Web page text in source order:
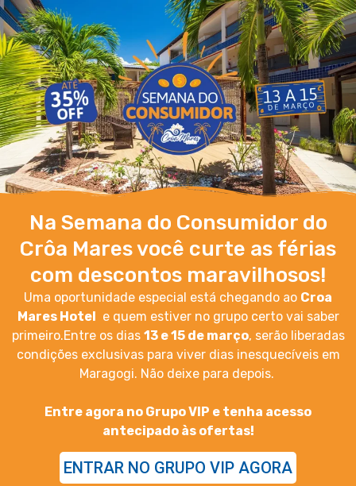
Na Semana do Consumidor do
Crôa Mares você curte as férias
com descontos maravilhosos!
Uma oportunidade especial está chegando ao Croa
Mares Hotel e quem estiver no grupo certo vai saber
primeiro.Entre os dias 13 e 15 de março, serão liberadas
condições exclusivas para viver dias inesquecíveis em
Maragogi. Não deixe para depois.
Entre agora no Grupo VIP e tenha acesso
antecipado às ofertas!
ENTRAR NO GRUPO VIP AGORA